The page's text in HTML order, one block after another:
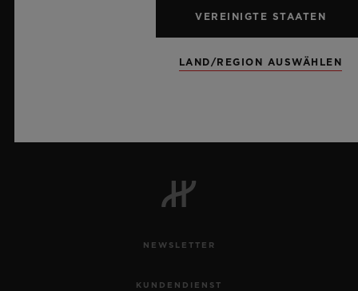
NEWSLETTER
KUNDENDIENST
VEREINIGTE STAATEN
LAND/REGION AUSWÄHLEN